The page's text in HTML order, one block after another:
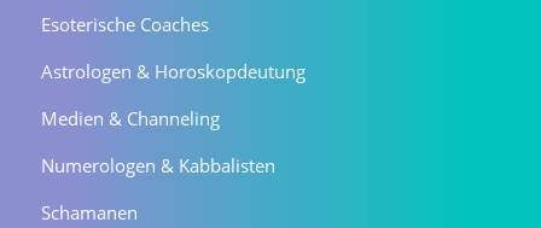
Esoterische Coaches
Astrologen & Horoskopdeutung
Medien & Channeling
Numerologen & Kabbalisten
Schamanen